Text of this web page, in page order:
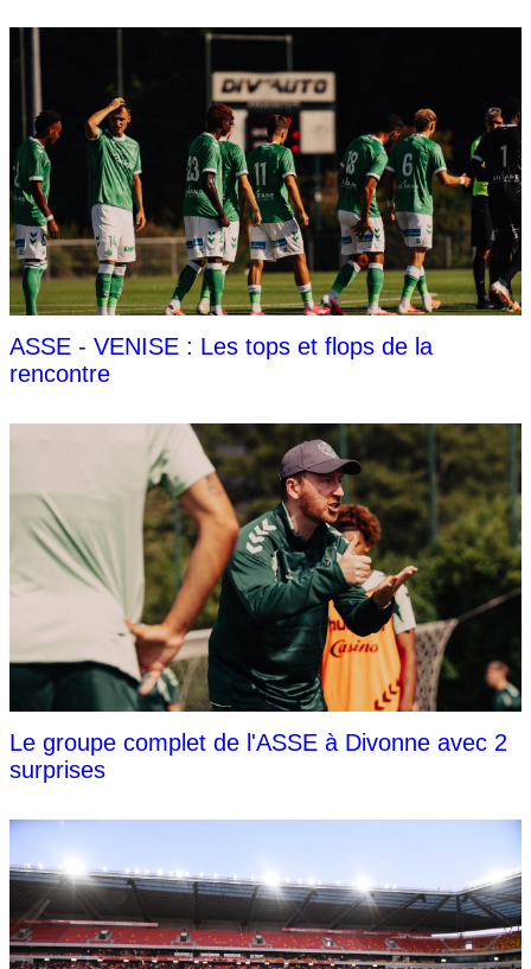
ASSE - VENISE : Les tops et flops de la
rencontre
Le groupe complet de l'ASSE à Divonne avec 2
surprises